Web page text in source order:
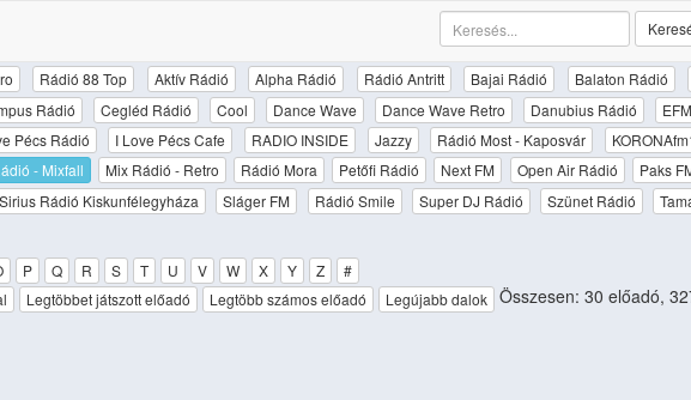
Rádió 88 Top Aktív Rádió Alpha Rádió Rádió Antritt Bajai Rádió Balaton Rádió
Rádió
Cegléd Rádió Cool Dance Wave Dance Wave Retro Danubius Rádió
Pécs Rádió
I Love Pécs Cafe RADIO INSIDE Jazzy Rádió Most - Kaposvár
- Mixfall
Mix Rádió - Retro Rádió Mora Petőfi Rádió Next FM Open Air Rádió Paks
Sirius Rádió Kiskunfélegyháza
Sláger FM Rádió Smile Super DJ Rádió Szünet Rádió
P Q R S T U V W X Y Z
#
Legtöbbet játszott előadó Legtöbb számos előadó Legújabb dalok Összesen: 30 előadó,